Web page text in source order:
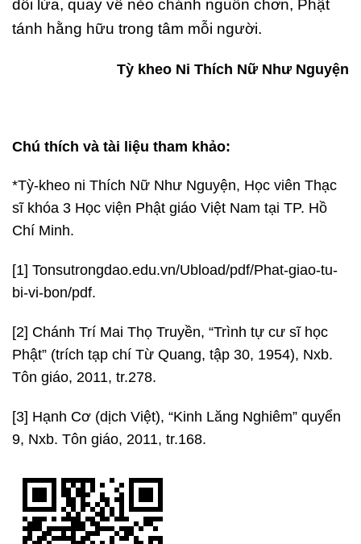
dối lừa, quay về nẻo chánh nguồn chơn, Phật
tánh hằng hữu trong tâm mỗi người.
Tỳ kheo Ni Thích Nữ Như Nguyện
Chú thích và tài liệu tham khảo:
*Tỳ-kheo ni Thích Nữ Như Nguyện, Học viên Thạc
sĩ khóa 3 Học viện Phật giáo Việt Nam tại TP. Hồ
Chí Minh.
[1] Tonsutrongdao.edu.vn/Ubload/pdf/Phat-giao-tu-
bi-vi-bon/pdf.
[2] Chánh Trí Mai Thọ Truyền, “Trình tự cư sĩ học
Phật” (trích tạp chí Từ Quang, tập 30, 1954), Nxb.
Tôn giáo, 2011, tr.278.
[3] Hạnh Cơ (dịch Việt), “Kinh Lăng Nghiêm” quyển
9, Nxb. Tôn giáo, 2011, tr.168.